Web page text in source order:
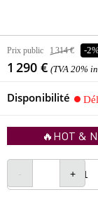
Prix public 1 314 € -
1 290 € (TVA 20%
Disponibilité
🔥HOT &